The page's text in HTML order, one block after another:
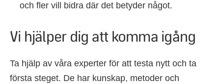
och fler vill bidra där det betyder något.
Vi hjälper dig att komma igång
Ta hjälp av våra experter för att testa nytt och ta
första steget. De har kunskap, metoder och